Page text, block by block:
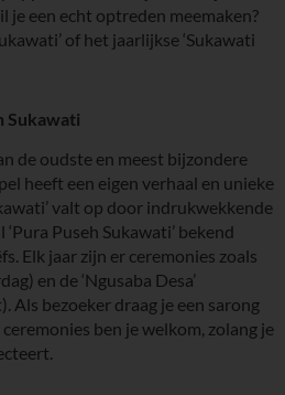
je een echt optreden meemaken?
of het jaarlijkse ‘Sukawati
Sukawati
de oudste en meest bijzondere
heeft een eigen verhaal en unieke
valt op door indrukwekkende
Puseh Sukawati’ bekend
Elk jaar zijn er ceremonies zoals
en de ‘Ngusaba Desa’
Als bezoeker draag je een sarong
ben je welkom, zolang je